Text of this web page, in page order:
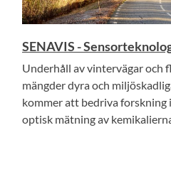
SENAVIS -
Underhåll av vintervägar och
mängder dyra och
kommer att bedriva
optisk mätning av